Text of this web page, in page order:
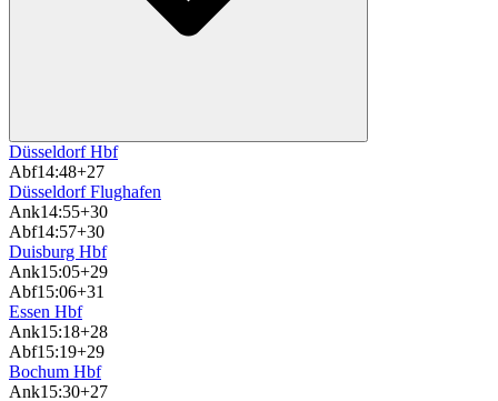
Düsseldorf Hbf
Abf14:48+27
Düsseldorf Flughafen
Ank14:55+30
Abf14:57+30
Duisburg Hbf
Ank15:05+29
Abf15:06+31
Essen Hbf
Ank15:18+28
Abf15:19+29
Bochum Hbf
Ank15:30+27